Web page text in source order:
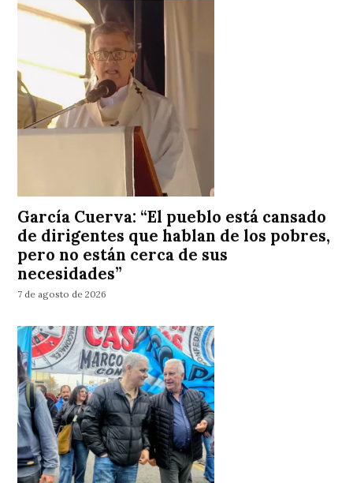
García Cuerva: “El pueblo está cansado
de dirigentes que hablan de los pobres,
pero no están cerca de sus
necesidades”
7 de agosto de 2026